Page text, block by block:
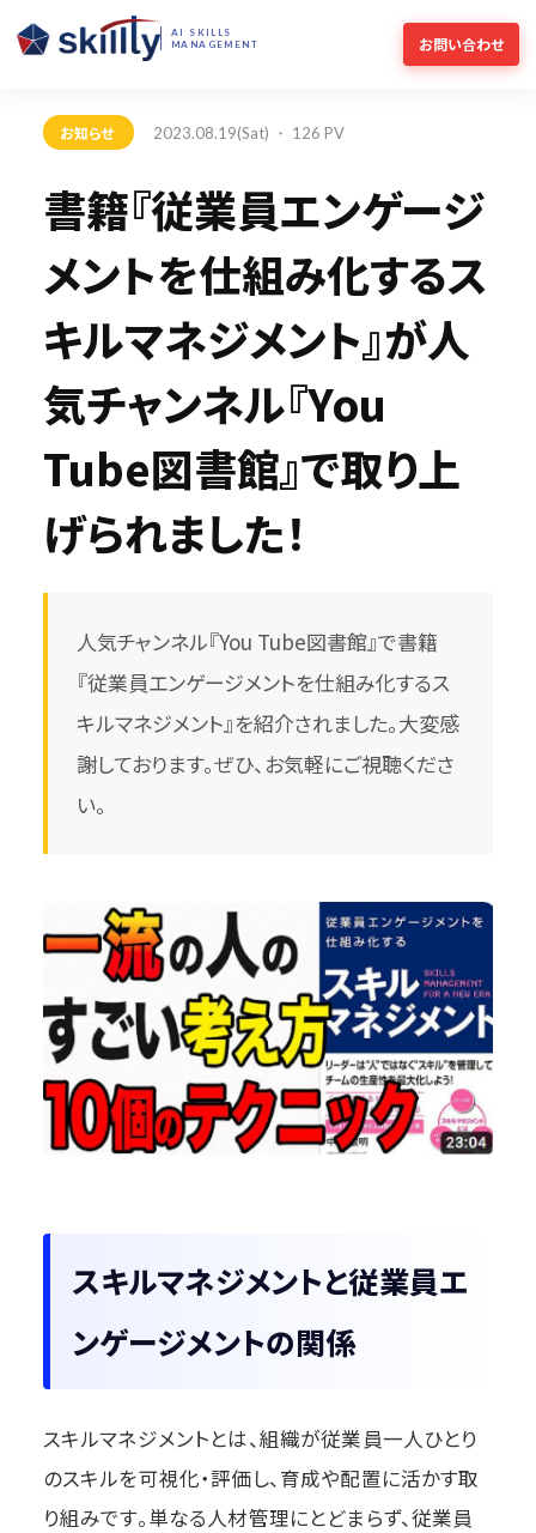
AI SKILLS
MANAGEMENT
お問い合わせ
お知らせ 2023.08.19(Sat) ・ 126 PV
書籍『従業員エンゲージ
メントを仕組み化するス
キルマネジメント』が人
気チャンネル『You
Tube図書館』で取り上
げられました！
人気チャンネル『You Tube図書館』で書籍
『従業員エンゲージメントを仕組み化するス
キルマネジメント』を紹介されました。大変感
謝しております。ぜひ、お気軽にご視聴くださ
い。
スキルマネジメントと従業員エ
ンゲージメントの関係
スキルマネジメントとは、組織が従業員一人ひとり
のスキルを可視化・評価し、育成や配置に活かす取
り組みです。単なる人材管理にとどまらず、従業員